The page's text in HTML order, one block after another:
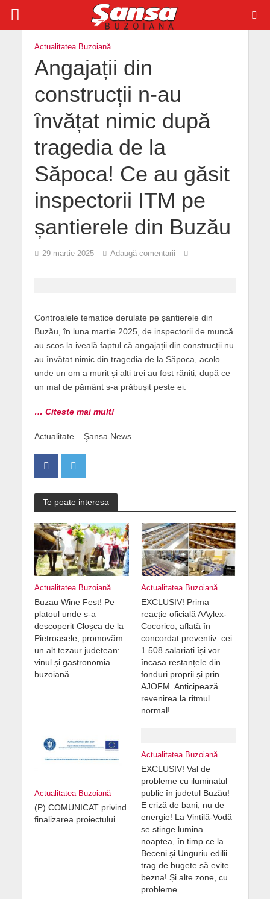
Actualitatea Buzoiană
Angajații din
construcții n-au
învățat nimic după
tragedia de la
Săpoca! Ce au găsit
inspectorii ITM pe
șantierele din Buzău
29 martie 2025 Adaugă comentarii
Controalele tematice derulate pe șantierele din
Buzău, în luna martie 2025, de inspectorii de muncă
au scos la iveală faptul că angajații din construcții nu
au învățat nimic din tragedia de la Săpoca, acolo
unde un om a murit și alți trei au fost răniți, după ce
un mal de pământ s-a prăbușit peste ei.
… Citeste mai mult!
Actualitate – Şansa News
Te poate interesa
Actualitatea Buzoiană
Buzau Wine Fest! Pe
platoul unde s-a
descoperit Cloșca de la
Pietroasele, promovăm
un alt tezaur județean:
vinul și gastronomia
buzoiană
Actualitatea Buzoiană
EXCLUSIV! Prima
reacție oficială AAylex-
Cocorico, aflată în
concordat preventiv: cei
1.508 salariați își vor
încasa restanțele din
fonduri proprii și prin
AJOFM. Anticipează
revenirea la ritmul
normal!
Actualitatea Buzoiană
(P) COMUNICAT privind
finalizarea proiectului
Actualitatea Buzoiană
EXCLUSIV! Val de
probleme cu iluminatul
public în județul Buzău!
E criză de bani, nu de
energie! La Vintilă-Vodă
se stinge lumina
noaptea, în timp ce la
Beceni și Unguriu edilii
trag de bugete să evite
bezna! Și alte zone, cu
probleme